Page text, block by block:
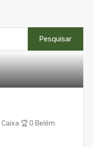
por:
🏆 O Belém